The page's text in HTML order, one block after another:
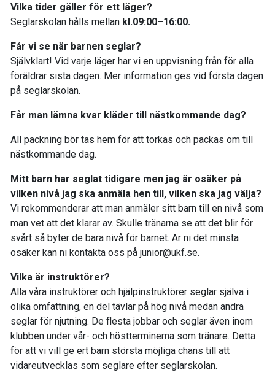
Vilka tider gäller för ett läger?
Seglarskolan hålls mellan kl.09:00–16:00.
Får vi se när barnen seglar?
Självklart! Vid varje läger har vi en uppvisning från för alla
föräldrar sista dagen. Mer information ges vid första dagen
på seglarskolan.
Får man lämna kvar kläder till nästkommande dag?
All packning bör tas hem för att torkas och packas om till
nästkommande dag.
Mitt barn har seglat tidigare men jag är osäker på
vilken nivå jag ska anmäla hen till, vilken ska jag välja?
Vi rekommenderar att man anmäler sitt barn till en nivå som
man vet att det klarar av. Skulle tränarna se att det blir för
svårt så byter de bara nivå för barnet. Är ni det minsta
osäker kan ni kontakta oss på junior@ukf.se.
Vilka är instruktörer?
Alla våra instruktörer och hjälpinstruktörer seglar själva i
olika omfattning, en del tävlar på hög nivå medan andra
seglar för njutning. De flesta jobbar och seglar även inom
klubben under vår- och höstterminerna som tränare. Detta
för att vi vill ge ert barn största möjliga chans till att
vidareutvecklas som seglare efter seglarskolan.